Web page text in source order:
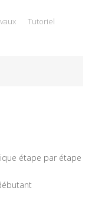
Tutoriel
étape par étape